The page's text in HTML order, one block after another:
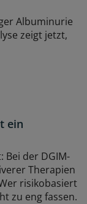
Albuminurie
zeigt jetzt,
ein
Bei der DGIM-
Therapien
risikobasiert
zu eng fassen.